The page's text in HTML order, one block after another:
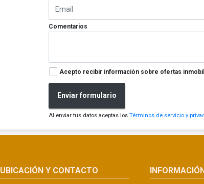
Comentarios
Acepto recibir información sobre ofertas
Enviar formulario
Al enviar tus datos aceptas losTérminos de servicio y
UBICACIÓN Y CONTACTO